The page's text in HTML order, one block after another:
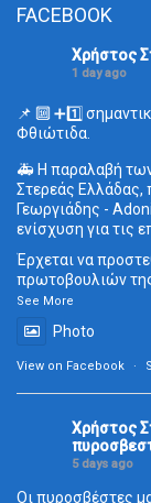
FACEBOOK
Χρήστος
1 day ago
📌 🔟 ➕1️⃣
Φθιώτιδα.
🚑 Η παραλαβή
Στερεάς Ελλάδας,
Γεωργιάδης -
ενίσχυση για τις
Έρχεται να
πρωτοβουλιών
See More
Photo
View on Facebook ·
Χρήστος
5 days ago
Οι πυροσβέστες